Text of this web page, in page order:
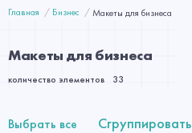
Главная Бизнес Макеты для бизнеса
Макеты для бизнеса
количество элементов 33
Выбрать все Сгруппировать